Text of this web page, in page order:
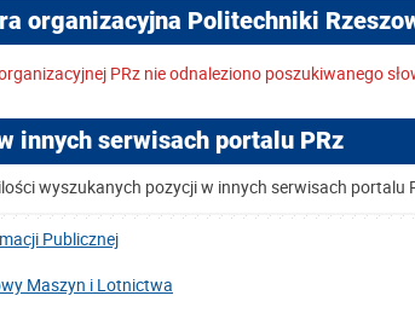
organizacyjna Politechniki
PRz nie odnaleziono poszukiwanego
innych serwisach portalu PRz
wyszukanych pozycji w innych serwisach portalu
Publicznej
Maszyn i Lotnictwa